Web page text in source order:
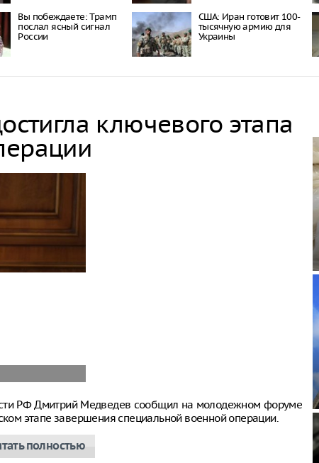
Вы побеждаете: Трамп
послал ясный сигнал
России
США: Иран готовит 100-
тысячную армию для
Украины
ключевого этапа
РФ Дмитрий Медведев сообщил на молодежном форуме
этапе завершения специальной военной операции.
полностью